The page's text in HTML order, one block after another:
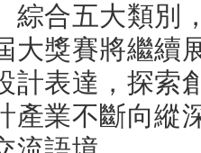
綜合五大類別
大獎賽將繼續
計表達，探索
產業不斷向縱